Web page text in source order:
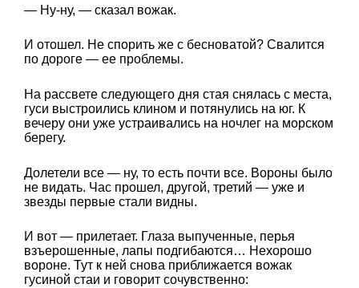
— Ну-ну, — сказал вожак.
И отошел. Не спорить же с бесноватой? Свалится
по дороге — ее проблемы.
На рассвете следующего дня стая снялась с места,
гуси выстроились клином и потянулись на юг. К
вечеру они уже устраивались на ночлег на морском
берегу.
Долетели все — ну, то есть почти все. Вороны было
не видать. Час прошел, другой, третий — уже и
звезды первые стали видны.
И вот — прилетает. Глаза выпученные, перья
взъерошенные, лапы подгибаются… Нехорошо
вороне. Тут к ней снова приближается вожак
гусиной стаи и говорит сочувственно: